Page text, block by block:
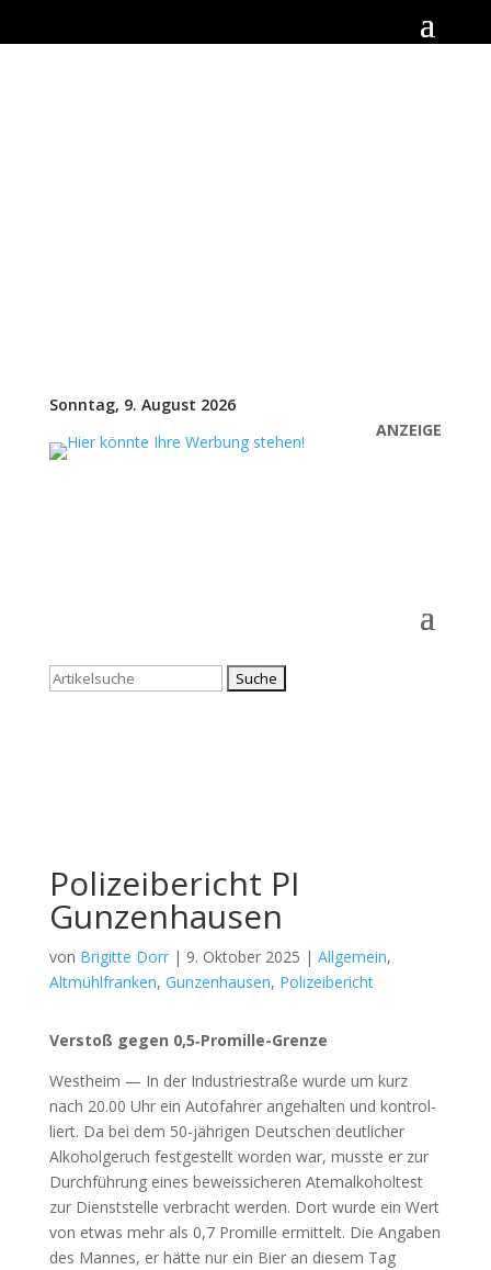
Sonntag, 9. August 2026
ANZEIGE
Suchen
Polizeibericht PI
Gunzenhausen
von Brigitte Dorr| 9. Oktober 2025 | Allgemein,
Altmühlfranken, Gunzenhausen, Polizeibericht
Ver­stoß gegen 0,5‑Promille-Grenze
West­heim — In der Indus­trie­stra­ße wur­de um kurz
nach 20.00 Uhr ein Auto­fah­rer ange­hal­ten und kon­trol­
liert. Da bei dem 50-jäh­ri­gen Deut­schen deut­li­cher
Alko­hol­ge­ruch fest­ge­stellt wor­den war, muss­te er zur
Durch­füh­rung eines beweis­si­che­ren Atem­al­ko­hol­test
zur Dienst­stel­le ver­bracht wer­den. Dort wur­de ein Wert
von etwas mehr als 0,7 Pro­mil­le ermit­telt. Die Anga­ben
des Man­nes, er hät­te nur ein Bier an die­sem Tag